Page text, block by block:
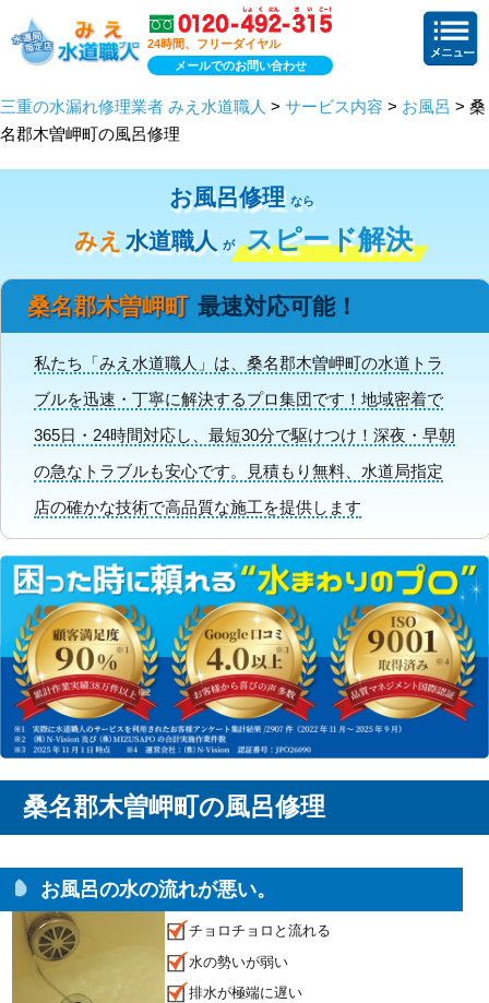
24時間、フリーダイヤル
メールでのお問い合わせ
三重の水漏れ修理業者 みえ水道職人 > サービス内容 > お風呂 > 桑
名郡木曽岬町の風呂修理
お風呂修理 なら
みえ 水道職人 が スピード解決
桑名郡木曽岬町 最速対応可能！
私たち「みえ水道職人」は、桑名郡木曽岬町の水道トラ
ブルを迅速・丁寧に解決するプロ集団です！地域密着で
365日・24時間対応し、最短30分で駆けつけ！深夜・早朝
の急なトラブルも安心です。見積もり無料、水道局指定
店の確かな技術で高品質な施工を提供します
桑名郡木曽岬町の風呂修理
お風呂の水の流れが悪い。
チョロチョロと流れる
水の勢いが弱い
排水が極端に遅い